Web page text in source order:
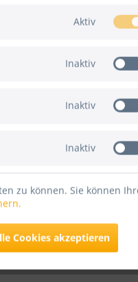
Aktiv
Inaktiv
Inaktiv
Inaktiv
zu können. Sie können
Cookies akzeptieren